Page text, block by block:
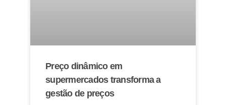
Preço dinâmico em
supermercados transforma a
gestão de preços